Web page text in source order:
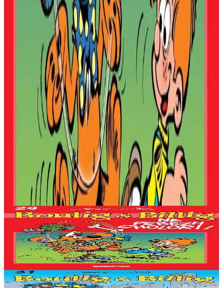
Produioù liammet gant ar post-mañ
Bannoù-heol
Na pebezh cholori !
8,62 €
Gwelet
Prenañ
Stok diviet
Bannoù-heol